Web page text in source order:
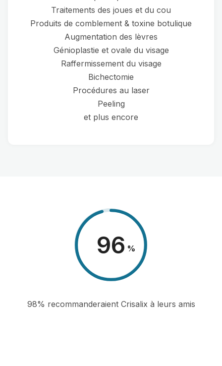
Traitements des joues et du cou
Produits de comblement & toxine botulique
Augmentation des lèvres
Génioplastie et ovale du visage
Raffermissement du visage
Bichectomie
Procédures au laser
Peeling
et plus encore
98 %
98% recommanderaient Crisalix à leurs amis